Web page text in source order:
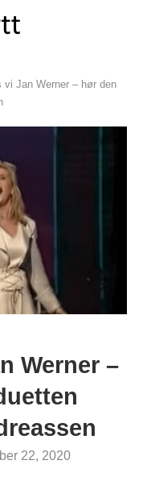
vi Jan Werner – hør den
Werner –
22, 2020